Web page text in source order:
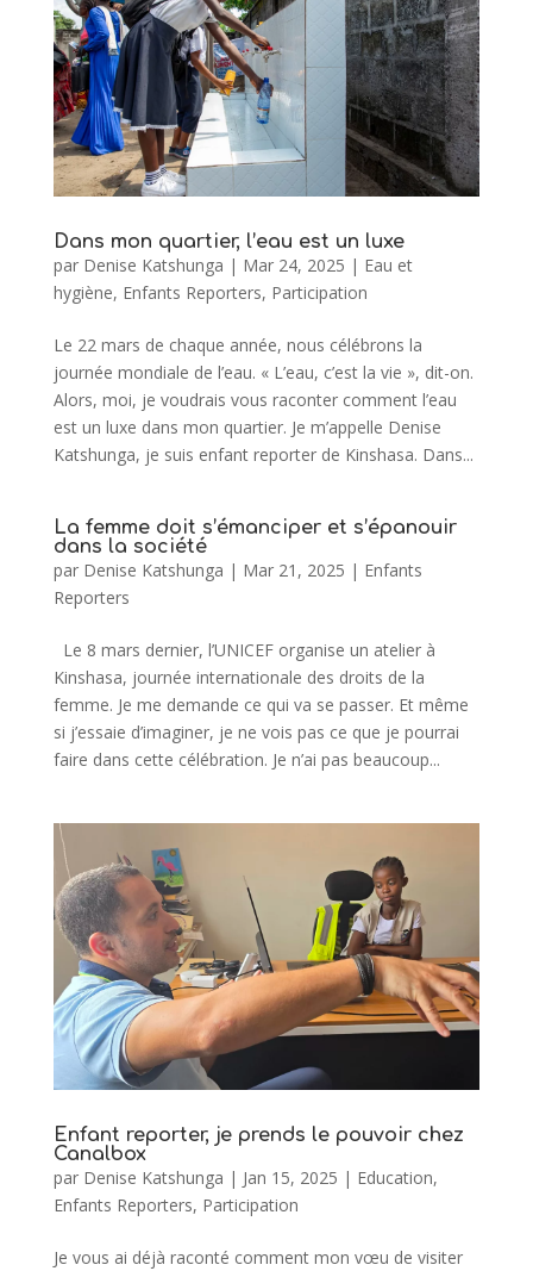
Dans mon quartier, l’eau est un luxe
par Denise Katshunga | Mar 24, 2025 | Eau et
hygiène, Enfants Reporters, Participation
Le 22 mars de chaque année, nous célébrons la
journée mondiale de l’eau. « L’eau, c’est la vie », dit-on.
Alors, moi, je voudrais vous raconter comment l’eau
est un luxe dans mon quartier. Je m’appelle Denise
Katshunga, je suis enfant reporter de Kinshasa. Dans...
La femme doit s’émanciper et s’épanouir
dans la société
par Denise Katshunga | Mar 21, 2025 | Enfants
Reporters
Le 8 mars dernier, l’UNICEF organise un atelier à
Kinshasa, journée internationale des droits de la
femme. Je me demande ce qui va se passer. Et même
si j’essaie d’imaginer, je ne vois pas ce que je pourrai
faire dans cette célébration. Je n’ai pas beaucoup...
Enfant reporter, je prends le pouvoir chez
Canalbox
par Denise Katshunga | Jan 15, 2025 | Education,
Enfants Reporters, Participation
Je vous ai déjà raconté comment mon vœu de visiter